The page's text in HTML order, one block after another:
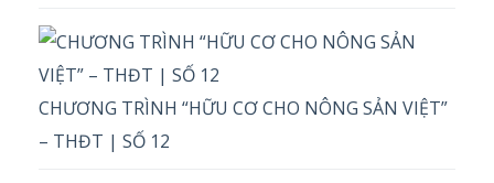
CHƯƠNG TRÌNH “HỮU CƠ CHO NÔNG SẢN VIỆT”
– THĐT | SỐ 12